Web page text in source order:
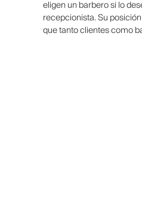
eligen un barbero si lo
recepcionista. Su
que tanto clientes como